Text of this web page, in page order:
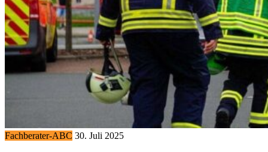
Fachberater-ABC 30. Juli 2025